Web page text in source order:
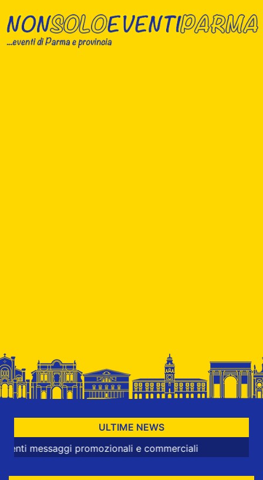
ULTIME NEWS
promozionali e commerciali